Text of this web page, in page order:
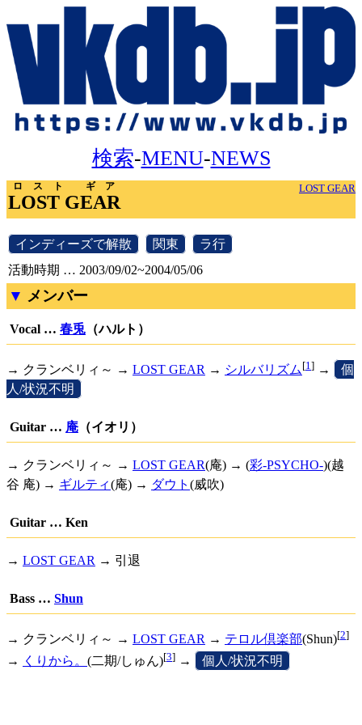
検索-MENU-NEWS
LOST GEAR
LOST GEAR
ロスト ギア
インディーズで解散 関東 ラ行
活動時期 … 2003/09/02~2004/05/06
メンバー
Vocal … 春兎 （ハルト）
→ クランベリィ～ → LOST GEAR → シルバリズム [1] →
個
人/状況不明
Guitar … 庵 （イオリ）
→ クランベリィ～ → LOST GEAR(庵) → (彩-PSYCHO-)(越
谷 庵) → ギルティ(庵) → ダウト (威吹)
Guitar … Ken
→ LOST GEAR → 引退
Bass … Shun
→ クランベリィ～ → LOST GEAR → テロル倶楽部(Shun)[2]
→ くりから。 (二期/しゅん)[3] → 個人/状況不明